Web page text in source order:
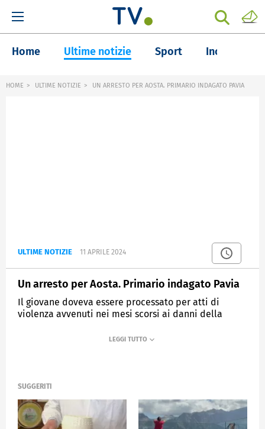
Home Ultime notizie Sport Inchieste
HOME ULTIME NOTIZIE UN ARRESTO PER AOSTA. PRIMARIO INDAGATO PAVIA
ULTIME NOTIZIE 11 APRILE 2024
Un arresto per Aosta. Primario indagato Pavia
Il giovane doveva essere processato per atti di
violenza avvenuti nei mesi scorsi ai danni della
SUGGERITI